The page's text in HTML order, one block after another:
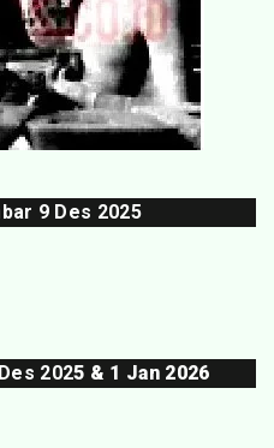
9 Des 2025
2025 & 1 Jan 2026